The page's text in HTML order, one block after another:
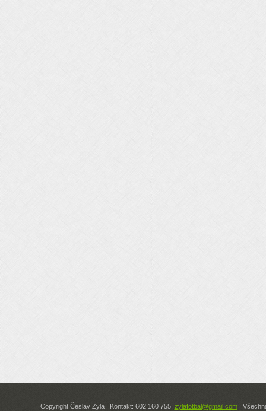
Copyright Česlav Zyla | Kontakt: 602 160 755, zylafotbal@gmail.com|